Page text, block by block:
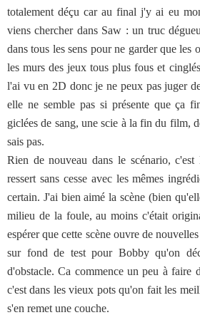
totalement déçu car au final j'y ai eu
viens chercher dans Saw : un truc
dans tous les sens pour ne garder que les
les murs des jeux tous plus fous et
l'ai vu en 2D donc je ne peux pas juger
elle ne semble pas si présente que ça
giclées de sang, une scie à la fin du film,
sais pas.
Rien de nouveau dans le scénario,
ressert sans cesse avec les mêmes
certain. J'ai bien aimé la scène (bien
milieu de la foule, au moins c'était
espérer que cette scène ouvre de
sur fond de test pour Bobby qu'on
d'obstacle. Ca commence un peu à faire
c'est dans les vieux pots qu'on fait les
s'en remet une couche.